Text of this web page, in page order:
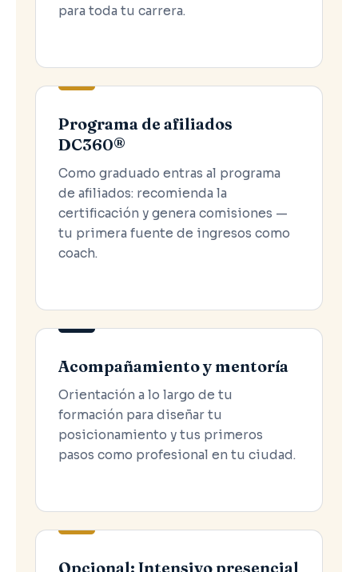
para toda tu carrera.
Programa de afiliados
DC360®
Como graduado entras al programa
de afiliados: recomienda la
certificación y genera comisiones —
tu primera fuente de ingresos como
coach.
Acompañamiento y mentoría
Orientación a lo largo de tu
formación para diseñar tu
posicionamiento y tus primeros
pasos como profesional en tu ciudad.
Opcional: Intensivo presencial